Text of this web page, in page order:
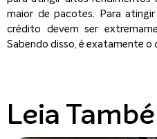
maior de pacotes. Para
crédito devem ser
Sabendo disso, é exatamente o
Leia